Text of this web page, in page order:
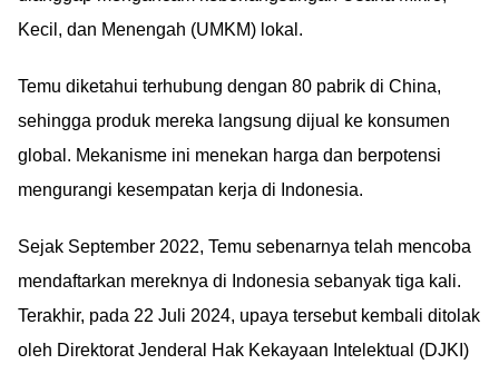
Kecil, dan Menengah (UMKM) lokal.
Temu diketahui terhubung dengan 80 pabrik di China,
sehingga produk mereka langsung dijual ke konsumen
global. Mekanisme ini menekan harga dan berpotensi
mengurangi kesempatan kerja di Indonesia.
Sejak September 2022, Temu sebenarnya telah mencoba
mendaftarkan mereknya di Indonesia sebanyak tiga kali.
Terakhir, pada 22 Juli 2024, upaya tersebut kembali ditolak
oleh Direktorat Jenderal Hak Kekayaan Intelektual (DJKI)